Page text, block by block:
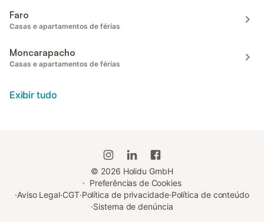
Faro
Casas e apartamentos de férias
Moncarapacho
Casas e apartamentos de férias
Exibir tudo
© 2026 Holidu GmbH
· Preferências de Cookies
·Aviso Legal·CGT·Política de privacidade·Política de conteúdo
·Sistema de denúncia